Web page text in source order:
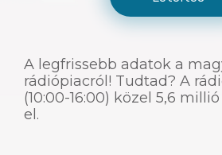
A legfrissebb adatok a
rádiópiacról! Tudtad? A
(10:00-16:00) közel 5,6
el.